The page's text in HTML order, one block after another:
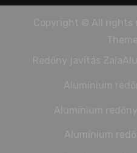
Copyright © All rights
Redőny javítás Zala
Alumínium
Alumínium
Alumínium